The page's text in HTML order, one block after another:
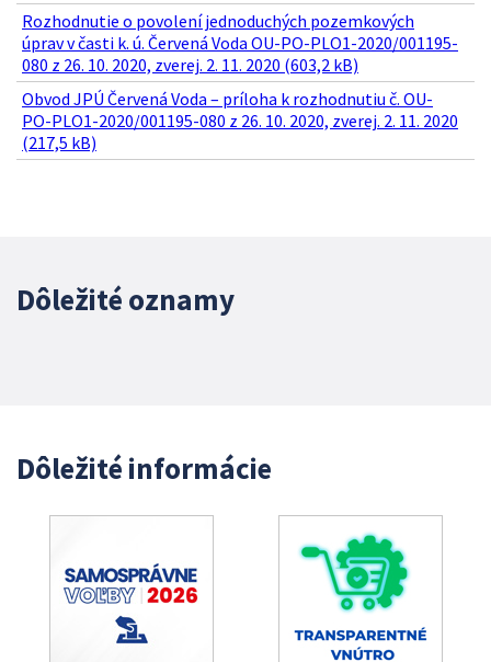
Rozhodnutie o povolení jednoduchých pozemkových
úprav v časti k. ú. Červená Voda OU-PO-PLO1-2020/001195-
080 z 26. 10. 2020, zverej. 2. 11. 2020 (603,2 kB)
Obvod JPÚ Červená Voda – príloha k rozhodnutiu č. OU-
PO-PLO1-2020/001195-080 z 26. 10. 2020, zverej. 2. 11. 2020
(217,5 kB)
Dôležité oznamy
Dôležité informácie